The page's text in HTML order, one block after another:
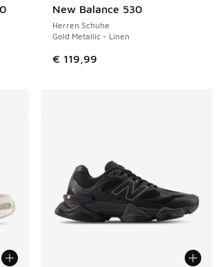
New Balance 530
Herren Schuhe
Gold Metallic - Linen
€ 119,99